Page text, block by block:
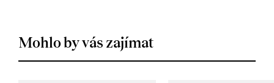
Mohlo by vás zajímat